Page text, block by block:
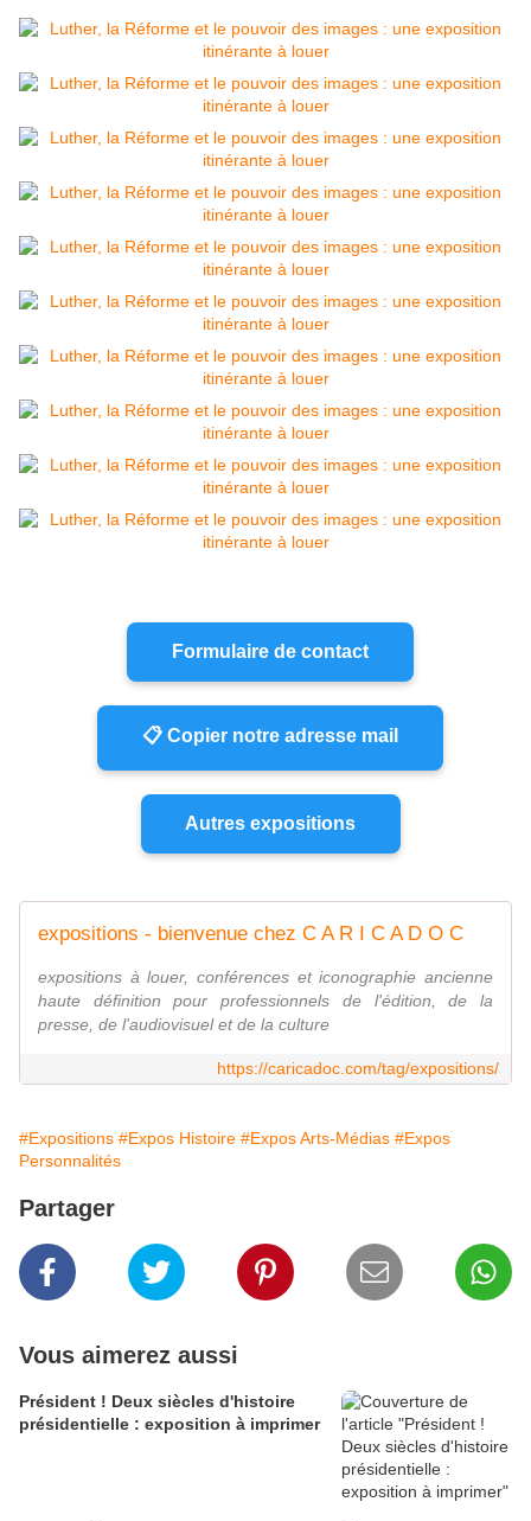
Formulaire de contact
📋 Copier notre adresse mail
Autres expositions
expositions - bienvenue chez C A R I C A D O C
expositions à louer, conférences et iconographie ancienne
haute définition pour professionnels de l'édition, de la
presse, de l'audiovisuel et de la culture
https://caricadoc.com/tag/expositions/
#Expositions #Expos Histoire #Expos Arts-Médias #Expos
Personnalités
Partager
Vous aimerez aussi
Président ! Deux siècles d'histoire
présidentielle : exposition à imprimer